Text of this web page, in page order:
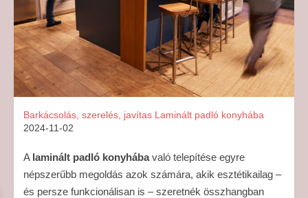
Barkácsolás, szerelés, javítas Laminált padló konyhába
2024-11-02
A laminált padló konyhábavaló telepítése egyre
népszerűbb megoldás azok számára, akik esztétikailag –
és persze funkcionálisan is – szeretnék összhangban